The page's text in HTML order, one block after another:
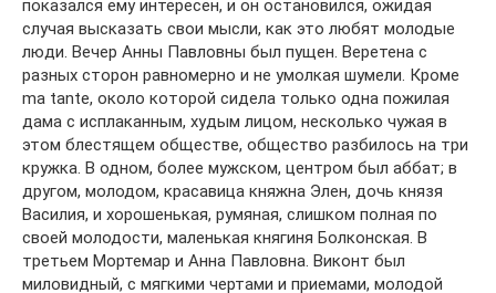
показался ему интересен, и он остановился, ожидая
случая высказать свои мысли, как это любят молодые
люди. Вечер Анны Павловны был пущен. Веретена с
разных сторон равномерно и не умолкая шумели. Кроме
ma tante, около которой сидела только одна пожилая
дама с исплаканным, худым лицом, несколько чужая в
этом блестящем обществе, общество разбилось на три
кружка. В одном, более мужском, центром был аббат; в
другом, молодом, красавица княжна Элен, дочь князя
Василия, и хорошенькая, румяная, слишком полная по
своей молодости, маленькая княгиня Болконская. В
третьем Мортемар и Анна Павловна. Виконт был
миловидный, с мягкими чертами и приемами, молодой